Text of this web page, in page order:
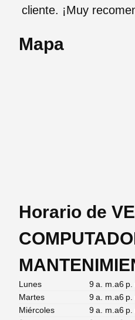
cliente. ¡Muy
Mapa
Horario de
Lunes
9 a. m.a6 p.
Martes
9 a. m.a6 p.
Miércoles
9 a. m.a6 p.